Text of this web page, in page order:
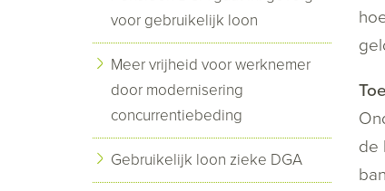
de
voor gebruikelijk loon
Meer vrijheid voor werknemer
door modernisering
concurrentiebeding
Gebruikelijk loon zieke DGA